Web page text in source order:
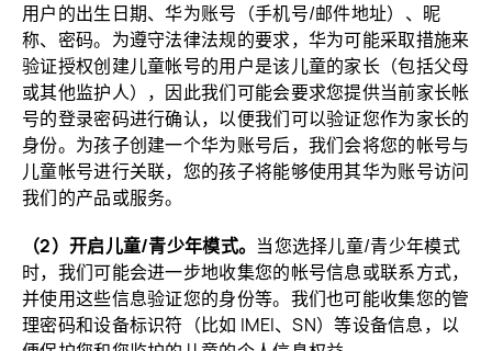
用户的出生日期、华为账号（手机号/邮件地址）、昵
称、密码。为遵守法律法规的要求，华为可能采取措施来
验证授权创建儿童帐号的用户是该儿童的家长（包括父母
或其他监护人），因此我们可能会要求您提供当前家长帐
号的登录密码进行确认，以便我们可以验证您作为家长的
身份。为孩子创建一个华为账号后，我们会将您的帐号与
儿童帐号进行关联，您的孩子将能够使用其华为账号访问
我们的产品或服务。
（2）开启儿童/青少年模式。 当您选择儿童/青少年模式
时，我们可能会进一步地收集您的帐号信息或联系方式，
并使用这些信息验证您的身份等。我们也可能收集您的管
理密码和设备标识符（比如 IMEI、SN）等设备信息，以